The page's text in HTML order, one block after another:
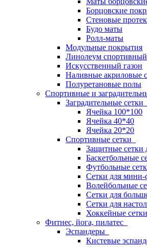
Борцовские
Стеновые
Будо маты
Ролл-маты
Модульные покрытия
Линолеум спортивный
Искусственный газон
Наливные акриловые
Полуретановые полы
Спортивные и
Заградительные сетки
Ячейка 100*100
Ячейка 40*40
Ячейка 20*20
Спортивные сетки
Защитные сетки
Баскетбольные
Футбольные
Сетки для мини-
Волейбольные
Сетки для
Сетки для
Хоккейные сетки
Фитнес, йога, пилатес
Эспандеры
Кистевые